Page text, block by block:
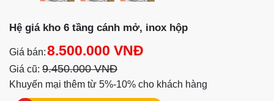
Hệ giá kho 6 tầng cánh mở, inox hộp
Giá bán:8.500.000 VNĐ
Giá cũ: 9.450.000 VNĐ
Khuyến mại thêm từ 5%-10% cho khách hàng